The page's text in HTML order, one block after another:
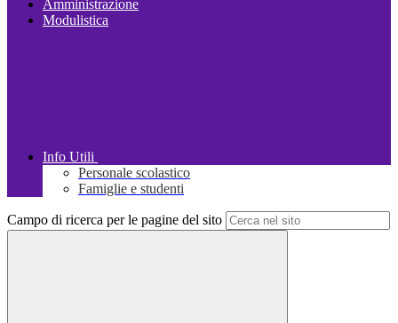
Amministrazione
Modulistica
Info Utili
Personale scolastico
Famiglie e studenti
Campo di ricerca per le pagine del sito